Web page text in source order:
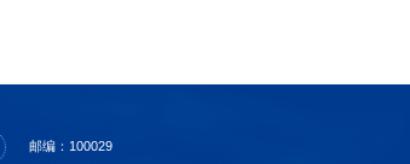
邮编：100029